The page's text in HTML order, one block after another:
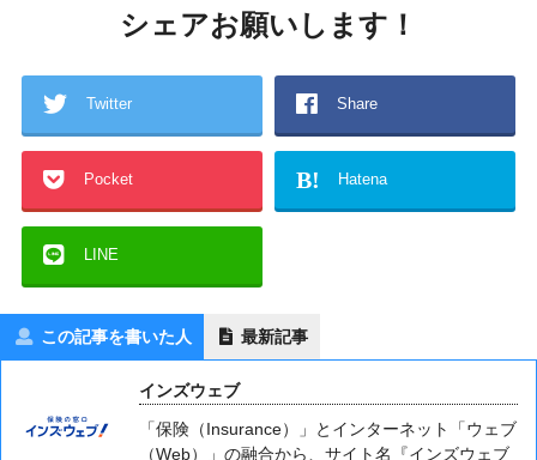
シェアお願いします！
Twitter Share
Pocket B! Hatena
LINE
この記事を書いた人 最新記事
インズウェブ
「保険（Insurance）」とインターネット「ウェブ
（Web）」の融合から、サイト名『インズウェブ